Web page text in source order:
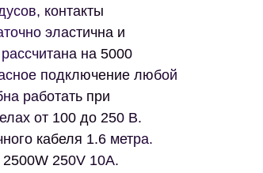
контакты
эластична и
на 5000
подключение любой
работать при
от 100 до 250 В.
кабеля 1.6 метра.
250V 10A.